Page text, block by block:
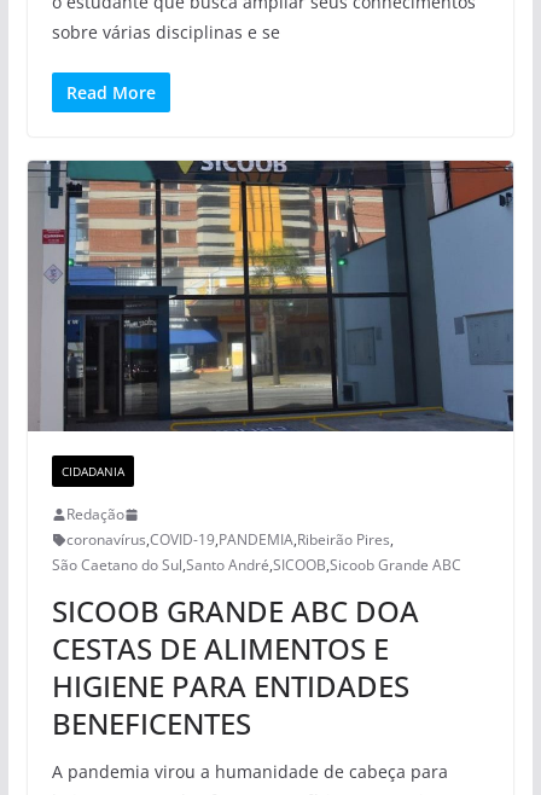
sobre várias disciplinas e se
Read More
CIDADANIA
Redação
coronavírus,COVID-19,PANDEMIA,Ribeirão Pires,
São Caetano do Sul,Santo André,SICOOB,Sicoob Grande ABC
SICOOB GRANDE ABC DOA
CESTAS DE ALIMENTOS E
HIGIENE PARA ENTIDADES
BENEFICENTES
A pandemia virou a humanidade de cabeça para